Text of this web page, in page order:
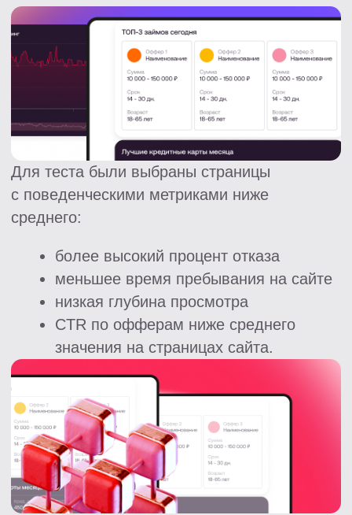
время пребывания на сайте
CTR по офферам на страницах
Первые недели тестов шли осторожно —
SEO-трафик слишком чувствителен к
любым изменениям интерфейса. Но
постепенно стало понятно, что аудитория
воспринимает формат органично, особенно
Результат
По результату тестов был выбран
вариант с лучшими результатами – pop-
up c офферами, который активировался
после заданной глубины скролла: